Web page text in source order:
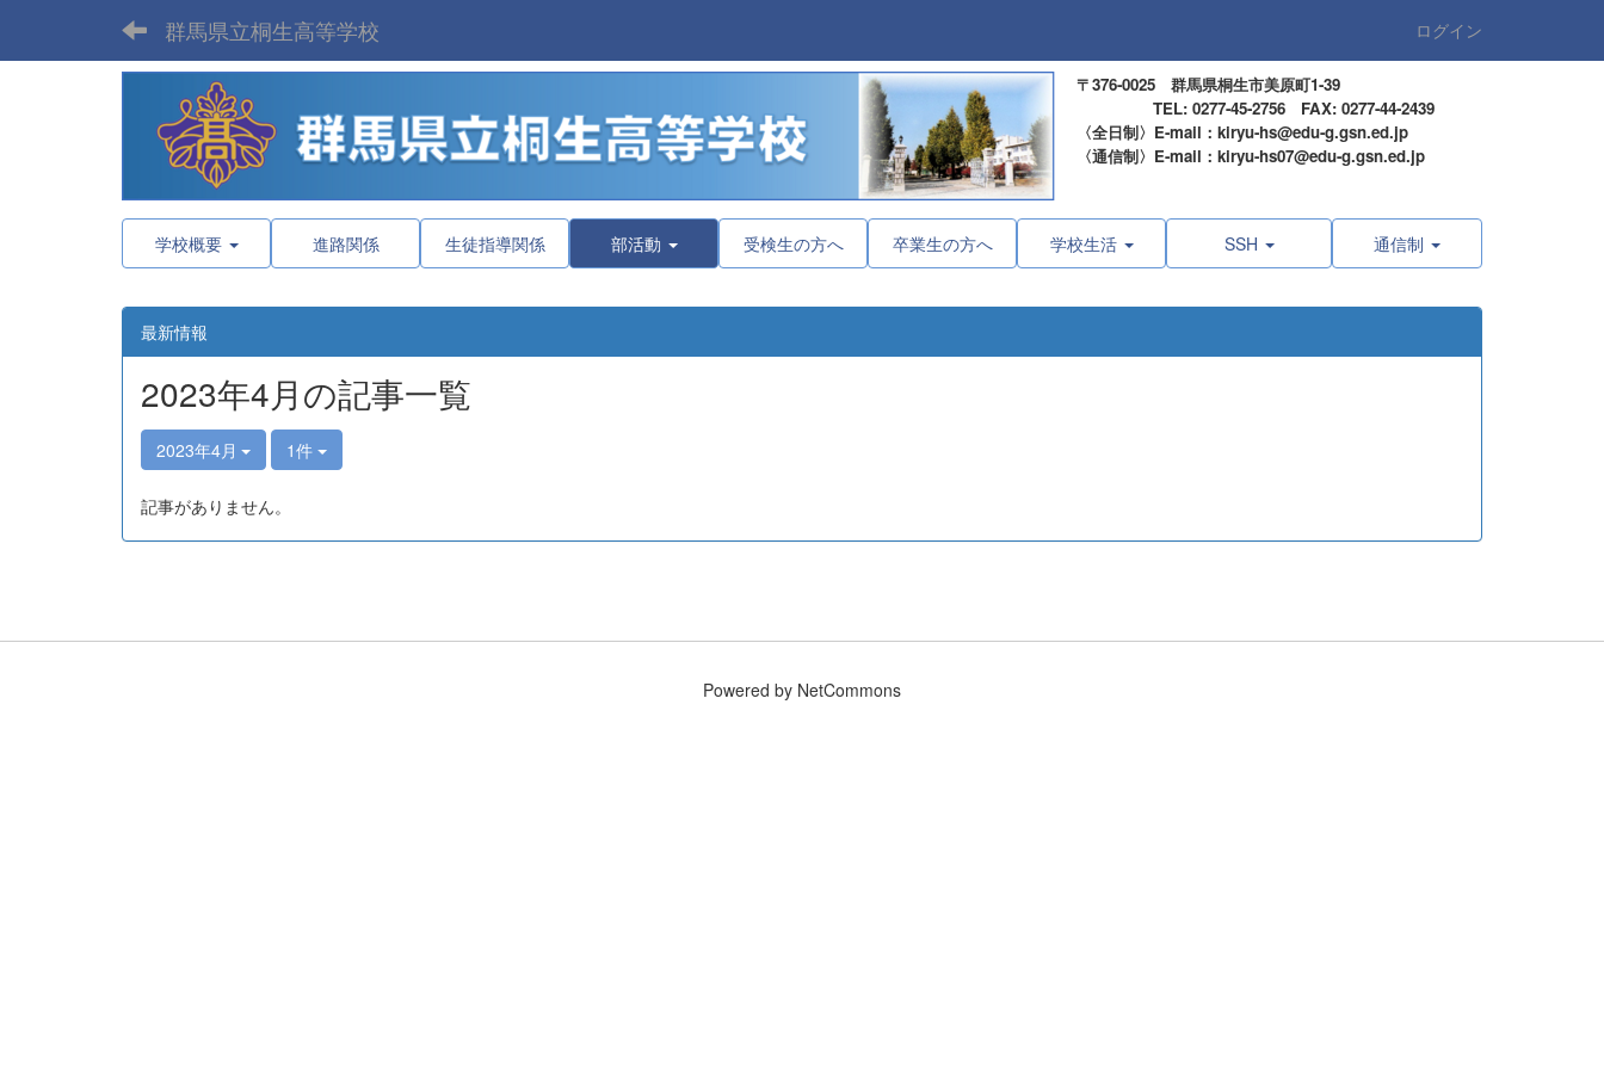
群馬県立桐生高等学校 ログイン
〒376-0025 群馬県桐生市美原町1-39
TEL: 0277-45-2756 FAX: 0277-44-2439
〈全日制〉E-mail：kiryu-hs@edu-g.gsn.ed.jp
〈通信制〉E-mail：kiryu-hs07@edu-g.gsn.ed.jp
学校概要 進路関係 生徒指導関係 部活動 受検生の方へ 卒業生の方へ 学校生活 SSH 通信制
最新情報
2023年4月の記事一覧
2023年4月 1件
記事がありません。
Powered by NetCommons